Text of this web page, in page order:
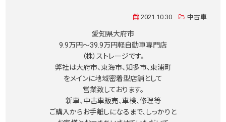
2021.10.30 中古車
愛知県大府市
9.9万円〜39.9万円軽自動車専門店
（株）ストレージです。
弊社は大府市、東海市、知多市、東浦町
をメインに地域密着型店舗として
営業致しております。
新車、中古車販売、車検、修理等
ご購入からお手離しになるまで、しっかりと